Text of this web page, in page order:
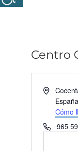
Centro
Dirección
España
Cómo
Teléfono
965